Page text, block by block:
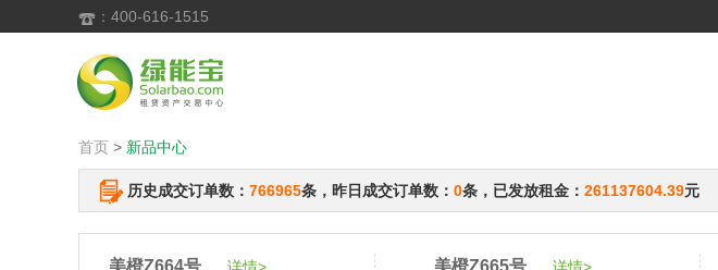
 ：400-616-1515
首页 > 新品中心
历史成交订单数： 766965条，昨日成交订单数： 0条，已发放租金： 261137604.39元
美橙Z664号 美橙Z665号